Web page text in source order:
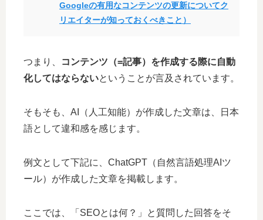
Googleの有用なコンテンツの更新についてク
リエイターが知っておくべきこと）
つまり、
コンテンツ（=記事）を作成する際に自動
化してはならないということが言及されています。
そもそも、AI（人工知能）が作成した文章は、日本
語として違和感を感じます。
例文として下記に、ChatGPT（自然言語処理AIツ
ール）が作成した文章を掲載します。
ここでは、「SEOとは何？」と質問した回答をそ